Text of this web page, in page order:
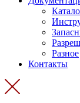
Разное
Контакты